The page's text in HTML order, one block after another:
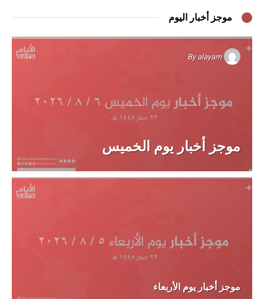
موجز أخبار اليوم
Byalayam
موجز أخبار يوم الخميس
موجز أخبار يوم الأربعاء